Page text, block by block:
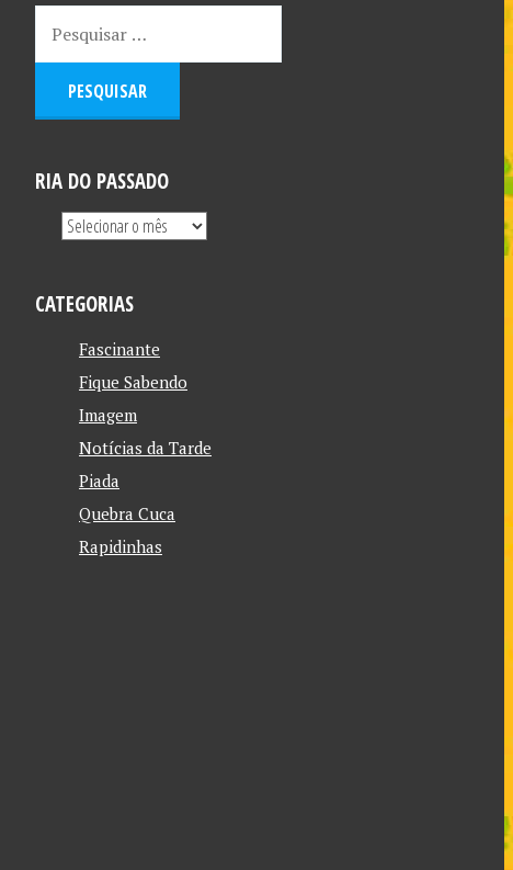
RIA DO PASSADO
CATEGORIAS
Fascinante
Fique Sabendo
Imagem
Notícias da Tarde
Piada
Quebra Cuca
Rapidinhas